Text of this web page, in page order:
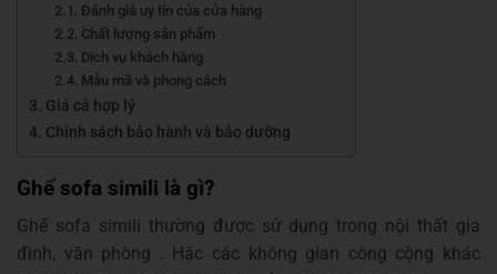
Đánh giá uy tín của cửa hàng
Chất lượng sản phẩm
Dịch vụ khách hàng
Mẫu mã và phong cách
Giá cả hợp lý
Chính sách bảo hành và bảo dưỡng
Ghế sofa simili là gì?
Ghế sofa simili thường được sử dụng trong nội thất gia
đình, văn phòng . Hặc các không gian công cộng khác